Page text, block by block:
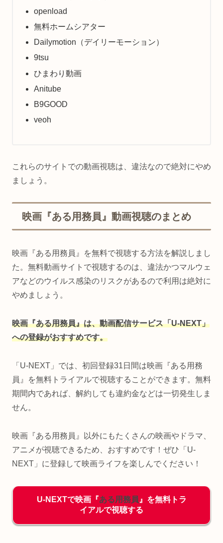
openload
無料ホームシアター
Dailymotion（デイリーモーション）
9tsu
ひまわり動画
Anitube
B9GOOD
veoh
これらのサイトでの動画視聴は、違法なので絶対にやめ
ましょう。
映画『ある用務員』動画視聴のまとめ
映画『ある用務員』を無料で視聴する方法を解説しまし
た。無料動画サイトで視聴するのは、違法かつマルウェ
アなどのウイルス感染のリスクがあるので利用は絶対に
やめましょう。
映画『ある用務員』は、動画配信サービス「U-NEXT」
への登録がおすすめです。
「U-NEXT」では、初回登録31日間は映画『ある用務
員』を無料トライアルで視聴することができます。無料
期間内であれば、解約しても違約金などは一切発生しま
せん。
映画『ある用務員』以外にもたくさんの映画やドラマ、
アニメが視聴できるため、おすすめです！ぜひ「U-
NEXT」に登録して映画ライフを楽しんでください！
U-NEXTで映画『ある用務員 』を無料トラ
イアルで視聴する